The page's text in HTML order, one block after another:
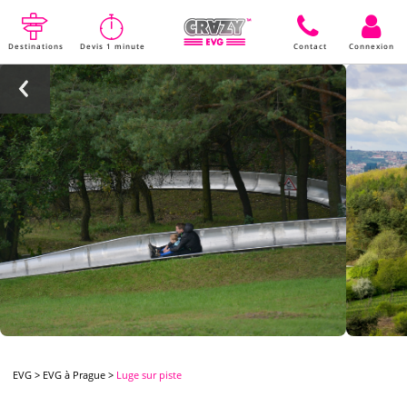
Destinations Devis 1 minute Contact Connexion
EVG > EVG à Prague > Luge sur piste